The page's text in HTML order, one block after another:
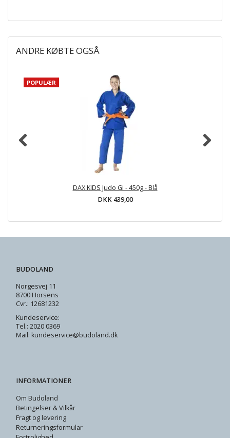
ANDRE KØBTE OGSÅ
POPULÆR
DAX KIDS Judo Gi - 450g - Blå
DKK 439,00
BUDOLAND
Norgesvej 11
8700 Horsens
Cvr.: 12681232
Kundeservice:
Tel.: 2020 0369
Mail: kundeservice@budoland.dk
INFORMATIONER
Om Budoland
Betingelser & Vilkår
Fragt og levering
Returneringsformular